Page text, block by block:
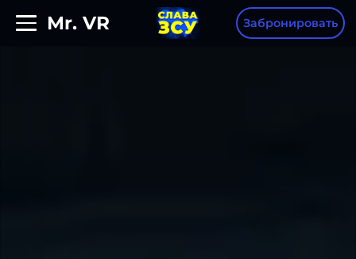
Mr. VR Забронировать